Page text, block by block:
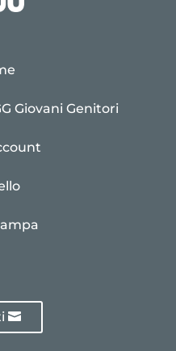
Giovani Genitori